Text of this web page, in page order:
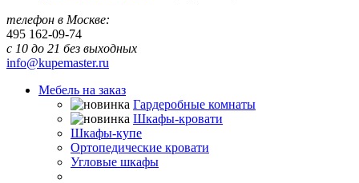
телефон в Москве:
495 162-09-74
с 10 до 21 без выходных
info@kupemaster.ru
Мебель на заказ
Гардеробные комнаты
Шкафы-кровати
Шкафы-купе
Ортопедические кровати
Угловые шкафы